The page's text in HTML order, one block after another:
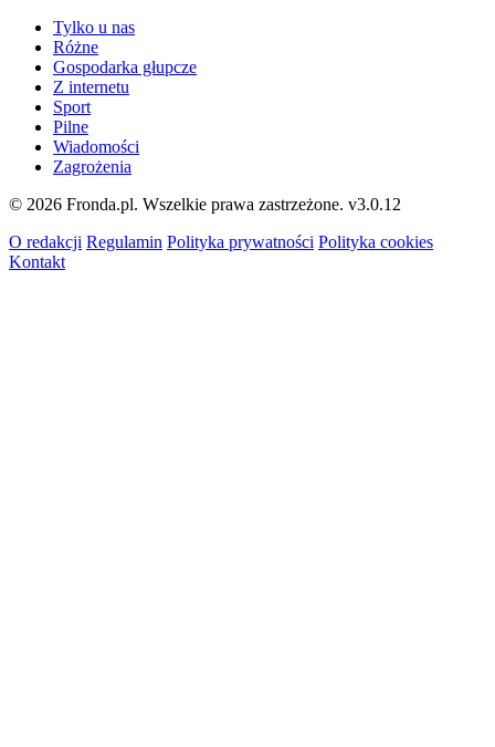
Tylko u nas
Różne
Gospodarka głupcze
Z internetu
Sport
Pilne
Wiadomości
Zagrożenia
© 2026 Fronda.pl. Wszelkie prawa zastrzeżone. v3.0.12
O redakcji Regulamin Polityka prywatności Polityka cookies
Kontakt